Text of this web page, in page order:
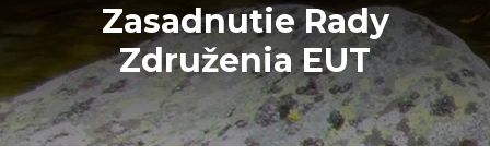
Zasadnutie Rady
Združenia EUT